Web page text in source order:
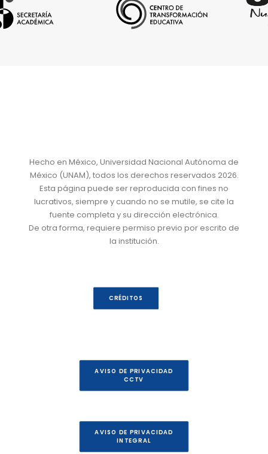
Hecho en México, Universidad Nacional Autónoma de
México (UNAM), todos los derechos reservados 2026.
Esta página puede ser reproducida con fines no
lucrativos, siempre y cuando no se mutile, se cite la
fuente completa y su dirección electrónica.
De otra forma, requiere permiso previo por escrito de
la institución.
CRÉDITOS
AVISO DE PRIVACIDAD
CCTV
AVISO DE PRIVACIDAD
INTEGRAL